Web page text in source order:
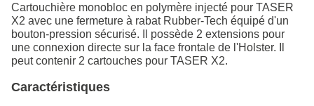
Cartouchière monobloc en polymère injecté pour TASER
X2 avec une fermeture à rabat Rubber-Tech équipé d'un
bouton-pression sécurisé. Il possède 2 extensions pour
une connexion directe sur la face frontale de l'Holster. Il
peut contenir 2 cartouches pour TASER X2.
Caractéristiques